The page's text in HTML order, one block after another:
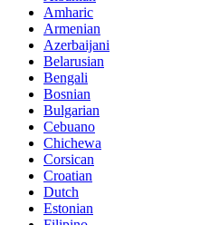
Amharic
Armenian
Azerbaijani
Belarusian
Bengali
Bosnian
Bulgarian
Cebuano
Chichewa
Corsican
Croatian
Dutch
Estonian